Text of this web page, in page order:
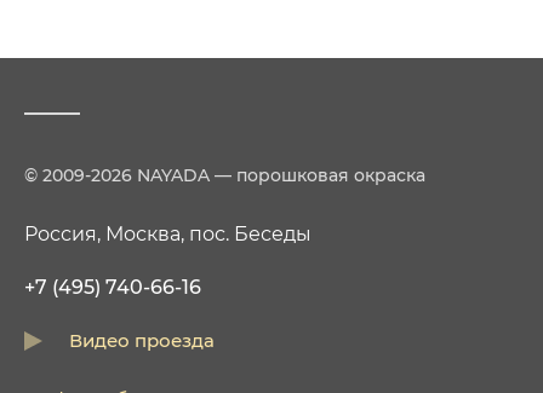
© 2009-2026 NAYADA — порошковая окраска
Россия, Москва, пос. Беседы
+7 (495) 740-66-16
Видео проезда